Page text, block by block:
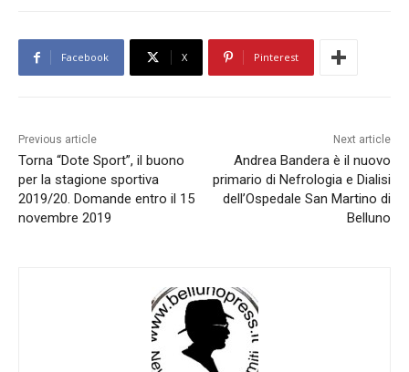
Facebook X Pinterest
Previous article
Torna “Dote Sport”, il buono
per la stagione sportiva
2019/20. Domande entro il 15
novembre 2019
Next article
Andrea Bandera è il nuovo
primario di Nefrologia e Dialisi
dell’Ospedale San Martino di
Belluno